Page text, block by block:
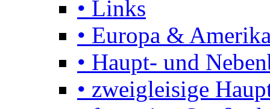
• Links
• Europa &
• Haupt- und
• zweigleisige